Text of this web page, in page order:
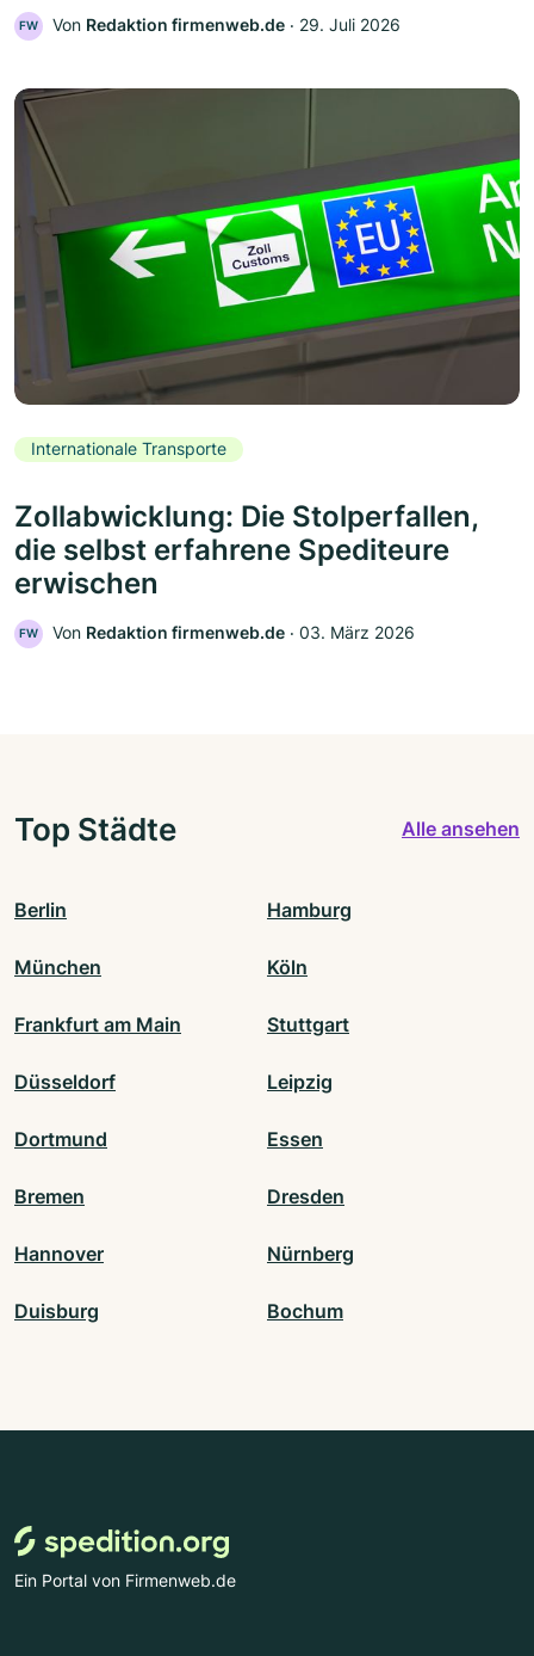
FW Von Redaktion firmenweb.de ‧ 29. Juli 2026
Internationale Transporte
Zollabwicklung: Die Stolperfallen,
die selbst erfahrene Spediteure
erwischen
FW Von Redaktion firmenweb.de ‧ 03. März 2026
Top Städte Alle ansehen
Berlin Hamburg
München Köln
Frankfurt am Main Stuttgart
Düsseldorf Leipzig
Dortmund Essen
Bremen Dresden
Hannover Nürnberg
Duisburg Bochum
Ein Portal von Firmenweb.de